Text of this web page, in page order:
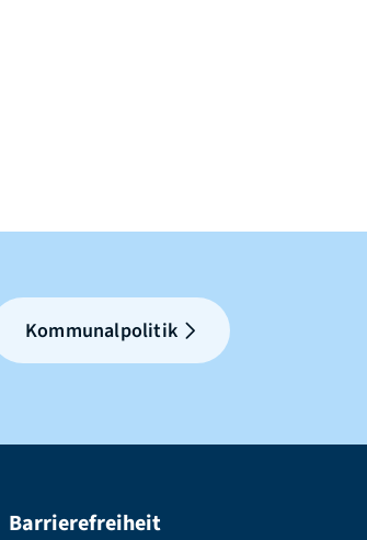
Kommunalpolitik
Barrierefreiheit